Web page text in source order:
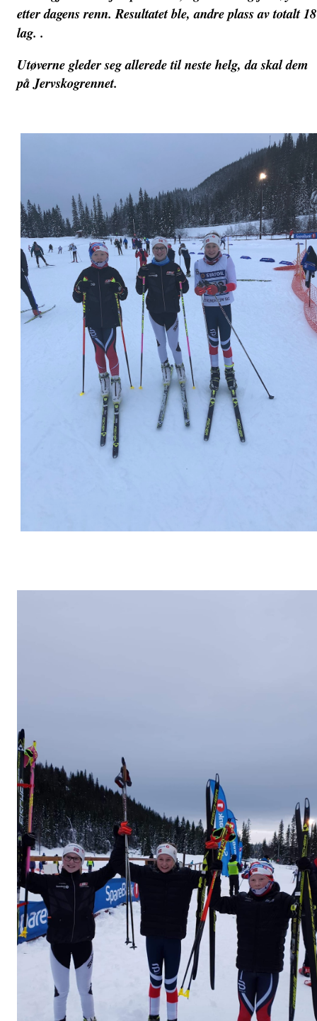
etter dagens renn. Resultatet ble, andre plass av totalt 18
lag. .
Utøverne gleder seg allerede til neste helg, da skal dem
på Jervskogrennet.